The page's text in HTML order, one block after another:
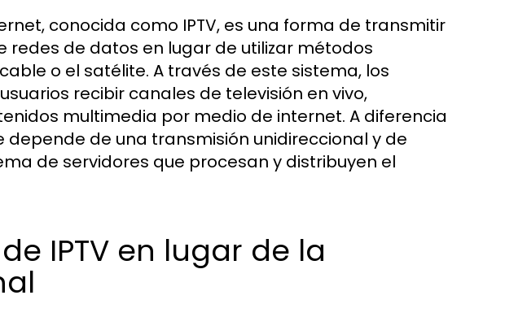
conocida como IPTV, es una forma de transmitir
redes de datos en lugar de utilizar métodos
o el satélite. A través de este sistema, los
recibir canales de televisión en vivo,
multimedia por medio de internet. A diferencia
depende de una transmisión unidireccional y de
de servidores que procesan y distribuyen el
IPTV en lugar de la